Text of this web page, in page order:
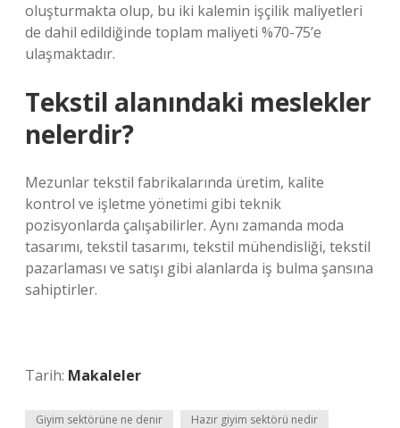
oluşturmakta olup, bu iki kalemin işçilik maliyetleri
de dahil edildiğinde toplam maliyeti %70-75’e
ulaşmaktadır.
Tekstil alanındaki meslekler
nelerdir?
Mezunlar tekstil fabrikalarında üretim, kalite
kontrol ve işletme yönetimi gibi teknik
pozisyonlarda çalışabilirler. Aynı zamanda moda
tasarımı, tekstil tasarımı, tekstil mühendisliği, tekstil
pazarlaması ve satışı gibi alanlarda iş bulma şansına
sahiptirler.
Tarih: Makaleler
Giyim sektörüne ne denir Hazır giyim sektörü nedir